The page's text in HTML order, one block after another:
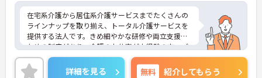
在宅系介護から居住系介護サービスまでたくさんの
ラインナップを取り揃え、トータル介護サービスを
提供する法人です。きめ細やかな研修や両立支援の
ための制度があり、介護のお仕事が未経験の方、ブ
ランクのある方、子育て中の方も安心して働ける環
境があります。ご興味ある方には、面接対策ポイン
詳細を見る 無料 紹介してもらう